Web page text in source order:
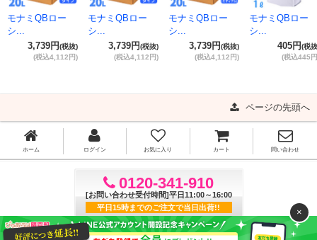
×
モナミQBロー
シ...
3,739円(税抜)
(税込4,112円)
モナミQBロー
シ...
3,739円(税抜)
(税込4,112円)
モナミQBロー
シ...
3,739円(税抜)
(税込4,112円)
モナミQBロー
シ...
405円(税
(税込445
ページの先頭へ
ホーム ログイン お気に入り カート 問い合わせ
0120-341-910
[お問い合わせ受付時間]平日11:00～16:00
平日15時までのご注文で当日出荷!!